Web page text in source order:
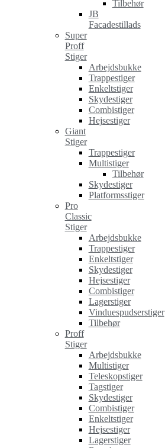
Tilbehør
JB
Facadestillads
Super
Proff
Stiger
Arbejdsbukke
Trappestiger
Enkeltstiger
Skydestiger
Combistiger
Hejsestiger
Giant
Stiger
Trappestiger
Multistiger
Tilbehør
Skydestiger
Platformsstiger
Pro
Classic
Stiger
Arbejdsbukke
Trappestiger
Enkeltstiger
Skydestiger
Hejsestiger
Combistiger
Lagerstiger
Vinduespudserstiger
Tilbehør
Proff
Stiger
Arbejdsbukke
Multistiger
Teleskopstiger
Tagstiger
Skydestiger
Combistiger
Enkeltstiger
Hejsestiger
Lagerstiger